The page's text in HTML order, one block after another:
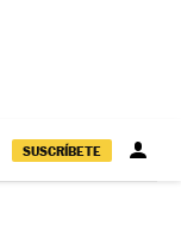
SUSCRÍBETE